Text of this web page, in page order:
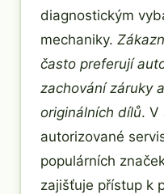
diagnostickým
mechaniky.
často preferují
zachování záruky
originálních dílů. V
autorizované
populárních
zajišťuje přístup k